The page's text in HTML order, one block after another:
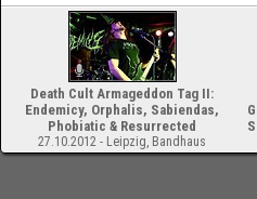
Death Cult Armageddon Tag II:
Endemicy, Orphalis, Sabiendas,
Phobiatic & Resurrected
27.10.2012 - Leipzig, Bandhaus